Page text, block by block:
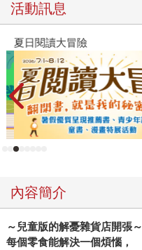
活動訊息
夏日閱讀大冒險
內容簡介
～兒童版的解憂雜貨店開張～
每個零食能解決一個煩惱，